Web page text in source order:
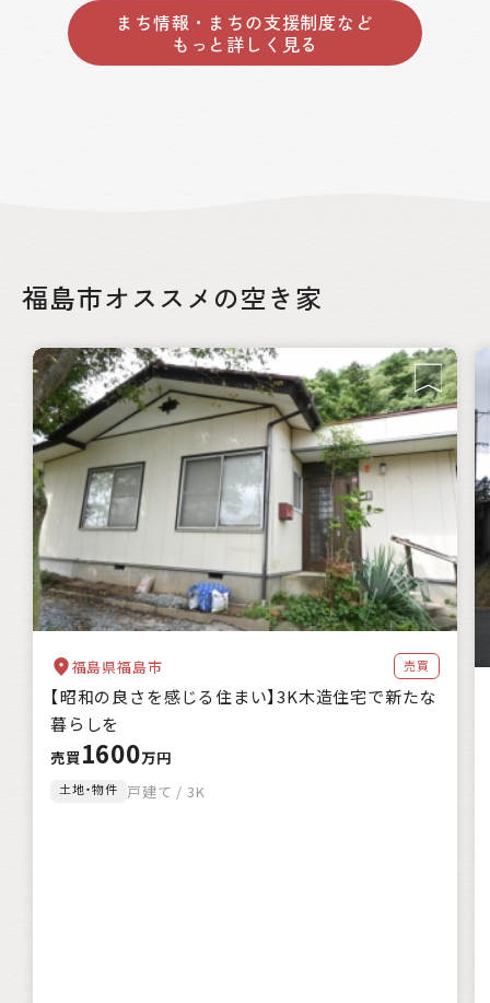
まち情報・まちの支援制度など
もっと詳しく見る
福島市オススメの空き家
福島県福島市 売買
【昭和の良さを感じる住まい】3K木造住宅で新たな
暮らしを
売買 1600万円
土地・物件 戸建て / 3K